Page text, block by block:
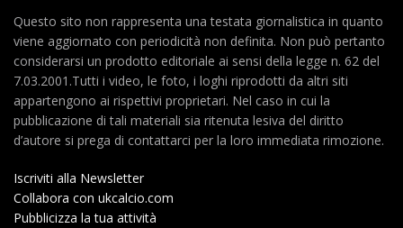
Questo sito non rappresenta una testata giornalistica in quanto
viene aggiornato con periodicità non definita. Non può pertanto
considerarsi un prodotto editoriale ai sensi della legge n. 62 del
7.03.2001.Tutti i video, le foto, i loghi riprodotti da altri siti
appartengono ai rispettivi proprietari. Nel caso in cui la
pubblicazione di tali materiali sia ritenuta lesiva del diritto
d’autore si prega di contattarci per la loro immediata rimozione.
Iscriviti alla Newsletter
Collabora con ukcalcio.com
Pubblicizza la tua attività